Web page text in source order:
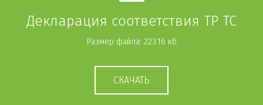
Декларация соответствия ТР ТС
Размер файла: 223.16 кб
СКАЧАТЬ